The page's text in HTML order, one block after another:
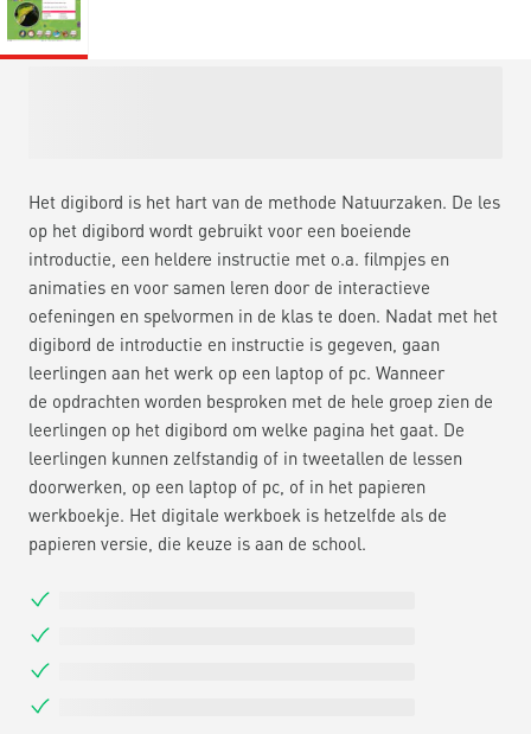
Het digibord is het hart van de methode Natuurzaken. De les
op het digibord wordt gebruikt voor een boeiende
introductie, een heldere instructie met o.a. filmpjes en
animaties en voor samen leren door de interactieve
oefeningen en spelvormen in de klas te doen. Nadat met het
digibord de introductie en instructie is gegeven, gaan
leerlingen aan het werk op een laptop of pc. Wanneer
de opdrachten worden besproken met de hele groep zien de
leerlingen op het digibord om welke pagina het gaat. De
leerlingen kunnen zelfstandig of in tweetallen de lessen
doorwerken, op een laptop of pc, of in het papieren
werkboekje. Het digitale werkboek is hetzelfde als de
papieren versie, die keuze is aan de school.